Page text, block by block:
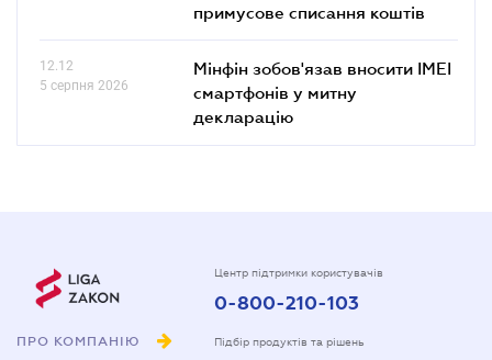
примусове списання коштів
12.12
5 серпня 2026
Мінфін зобов'язав вносити IMEI
смартфонів у митну
декларацію
ПРО КОМПАНІЮ
Центр підтримки користувачів
0-800-210-103
Підбір продуктів та рішень